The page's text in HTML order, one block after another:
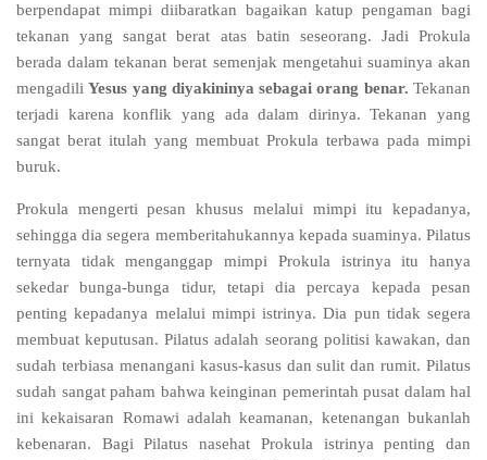
berpendapat mimpi diibaratkan bagaikan katup pengaman bagi
tekanan yang sangat berat atas batin seseorang. Jadi Prokula
berada dalam tekanan berat semenjak mengetahui suaminya akan
mengadiliYesus yang diyakininya sebagai orang benar. Tekanan
terjadi karena konflik yang ada dalam dirinya. Tekanan yang
sangat berat itulah yang membuat Prokula terbawa pada mimpi
buruk.
Prokula mengerti pesan khusus melalui mimpi itu kepadanya,
sehingga dia segera memberitahukannya kepada suaminya. Pilatus
ternyata tidak menganggap mimpi Prokula istrinya itu hanya
sekedar bunga-bunga tidur, tetapi dia percaya kepada pesan
penting kepadanya melalui mimpi istrinya. Dia pun tidak segera
membuat keputusan. Pilatus adalah seorang politisi kawakan, dan
sudah terbiasa menangani kasus-kasus dan sulit dan rumit. Pilatus
sudah sangat paham bahwa keinginan pemerintah pusat dalam hal
ini kekaisaran Romawi adalah keamanan, ketenangan bukanlah
kebenaran. Bagi Pilatus nasehat Prokula istrinya penting dan